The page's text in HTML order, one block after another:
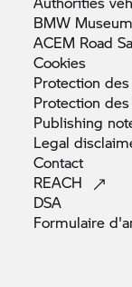
BMW Museum
ACEM Road
Cookies
Protection des
Protection
Publishing
Legal
Contact
REACH
DSA
Formulaire